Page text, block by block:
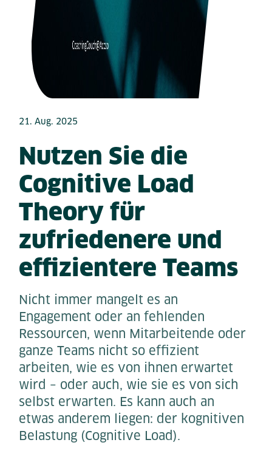
21. Aug. 2025
Nutzen Sie die
Cognitive Load
Theory für
zufriedenere und
effizientere Teams
Nicht immer mangelt es an
Engagement oder an fehlenden
Ressourcen, wenn Mitarbeitende oder
ganze Teams nicht so effizient
arbeiten, wie es von ihnen erwartet
wird – oder auch, wie sie es von sich
selbst erwarten. Es kann auch an
etwas anderem liegen: der kognitiven
Belastung (Cognitive Load).